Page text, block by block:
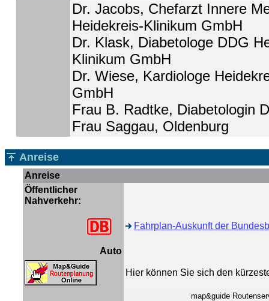
Dr. Jacobs, Chefarzt Innere
Heidekreis-Klinikum GmbH
Dr. Klask, Diabetologe DDG
Klinikum GmbH
Dr. Wiese, Kardiologe
GmbH
Frau B. Radtke, Diabetologin
Frau Saggau, Oldenburg
Anreise
Anreise
Öffentlicher
Nahverkehr:
Fahrplan-Auskunft der
Auto
Hier können Sie sich den
map&guide